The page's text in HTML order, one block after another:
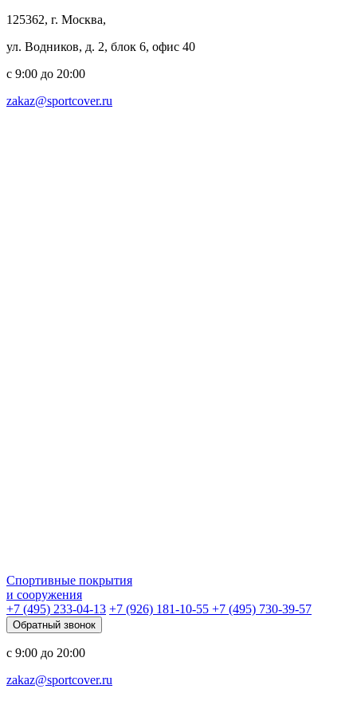
125362, г. Москва,
ул. Водников, д. 2, блок 6, офис 40
с 9:00 до 20:00
zakaz@sportcover.ru
Спортивные покрытия
и сооружения
+7 (495) 233-04-13 +7 (926) 181-10-55 +7 (495) 730-39-57
Обратный звонок
с 9:00 до 20:00
zakaz@sportcover.ru